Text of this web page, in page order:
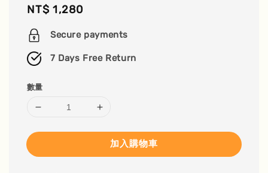
Regular
price
NT$ 1,280
Secure payments
7 Days Free Return
數量
加入購物車